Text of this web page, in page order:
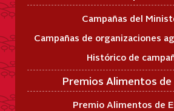
Campañas del
Campañas de organizaciones
Histórico de
Premios Alimentos de
Premio Alimentos de